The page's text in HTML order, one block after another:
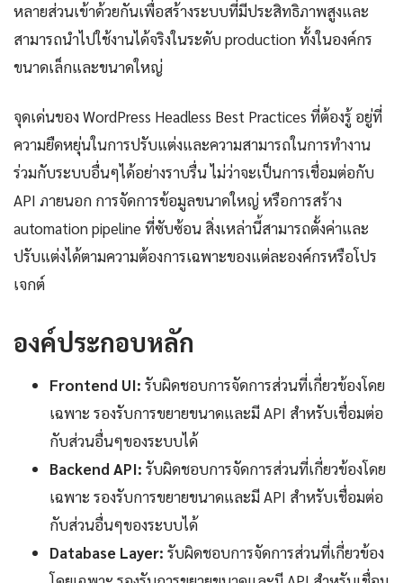
หลายส่วนเข้าด้วยกันเพื่อสร้างระบบที่มีประสิทธิภาพสูงและ
สามารถนำไปใช้งานได้จริงในระดับ production ทั้งในองค์กร
ขนาดเล็กและขนาดใหญ่
จุดเด่นของ WordPress Headless Best Practices ที่ต้องรู้ อยู่ที่
ความยืดหยุ่นในการปรับแต่งและความสามารถในการทำงาน
ร่วมกับระบบอื่นๆได้อย่างราบรื่น ไม่ว่าจะเป็นการเชื่อมต่อกับ
API ภายนอก การจัดการข้อมูลขนาดใหญ่ หรือการสร้าง
automation pipeline ที่ซับซ้อน สิ่งเหล่านี้สามารถตั้งค่าและ
ปรับแต่งได้ตามความต้องการเฉพาะของแต่ละองค์กรหรือโปร
เจกต์
องค์ประกอบหลัก
Frontend UI: รับผิดชอบการจัดการส่วนที่เกี่ยวข้องโดย
เฉพาะ รองรับการขยายขนาดและมี API สำหรับเชื่อมต่อ
กับส่วนอื่นๆของระบบได้
Backend API: รับผิดชอบการจัดการส่วนที่เกี่ยวข้องโดย
เฉพาะ รองรับการขยายขนาดและมี API สำหรับเชื่อมต่อ
กับส่วนอื่นๆของระบบได้
Database Layer: รับผิดชอบการจัดการส่วนที่เกี่ยวข้อง